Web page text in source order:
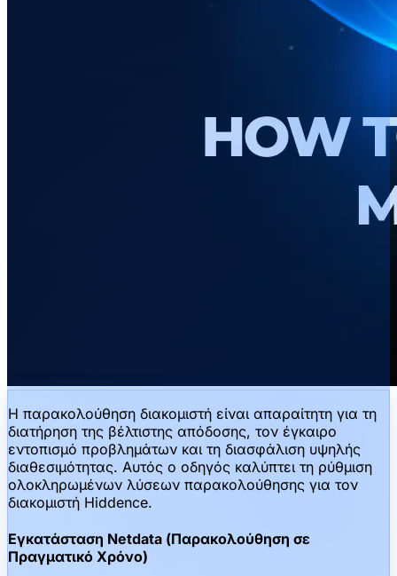
Η παρακολούθηση διακομιστή είναι απαραίτητη για τη
διατήρηση της βέλτιστης απόδοσης, τον έγκαιρο
εντοπισμό προβλημάτων και τη διασφάλιση υψηλής
διαθεσιμότητας. Αυτός ο οδηγός καλύπτει τη ρύθμιση
ολοκληρωμένων λύσεων παρακολούθησης για τον
διακομιστή Hiddence.
Εγκατάσταση Netdata (Παρακολούθηση σε
Πραγματικό Χρόνο)